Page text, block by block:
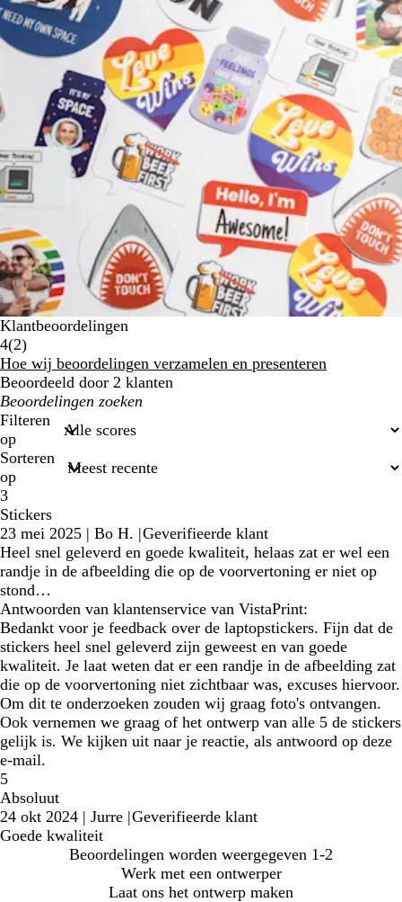
Klantbeoordelingen
4(22
klantbeoordelingen
)
Hoe wij beoordelingen verzamelen en presenteren
Beoordeeld door 2 klanten
Mijn
zoekopdrachten
Filteren
op
Sorteren
op
3
Stickers
23 mei 2025 | Bo H. |Geverifieerde klant
Heel snel geleverd en goede kwaliteit, helaas zat er wel een
randje in de afbeelding die op de voorvertoning er niet op
stond…
Antwoorden van klantenservice van VistaPrint:
Bedankt voor je feedback over de laptopstickers. Fijn dat de
stickers heel snel geleverd zijn geweest en van goede
kwaliteit. Je laat weten dat er een randje in de afbeelding zat
die op de voorvertoning niet zichtbaar was, excuses hiervoor.
Om dit te onderzoeken zouden wij graag foto's ontvangen.
Ook vernemen we graag of het ontwerp van alle 5 de stickers
gelijk is. We kijken uit naar je reactie, als antwoord op deze
e-mail.
5
Absoluut
24 okt 2024 | Jurre |Geverifieerde klant
Goede kwaliteit
Beoordelingen worden weergegeven 1-2
Werk met een ontwerper
Laat ons het ontwerp maken